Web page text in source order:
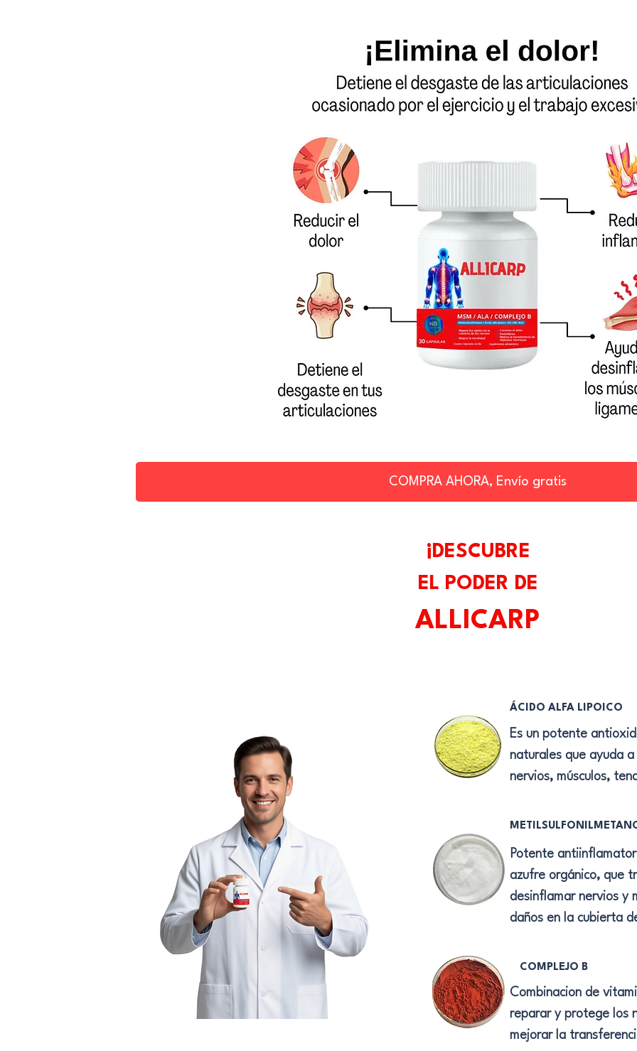
COMPRA AHORA, Envío gratis
¡DESCUBRE
EL PODER DE
ALLICARP
ÁCIDO ALFA LIPOICO
Es un potente
naturales que ayuda
nervios, músculos,
Potente
azufre orgánico, que
desinflamar nervios y
daños en la cubierta
COMPLEJO B
Combinacion de
reparar y protege los
mejorar la